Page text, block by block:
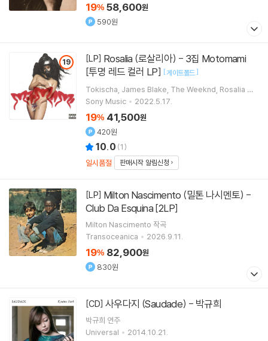
19% 58,600원
590원
19 [LP]
[투명 레드 컬러 LP] [게이트폴드]
Tokischa James Blake The Weeknd Rosalia 노
래
Sony Music 2022.5.17.
19% 41,500원
420원
10.0 (1)
일시품절
판매시작 알림신청
[LP]
Club Da Esquina [2LP]
Milton Nascimento 작곡
Transoceanica
2026.9.11.
19% 82,900원
830원
[CD] 사우다지 (Saudade) - 박규희
박규희 연주
Universal
2014.10.21.